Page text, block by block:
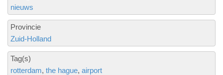
nieuws
Provincie
Zuid-Holland
Tag(s)
rotterdam the hague airport